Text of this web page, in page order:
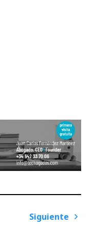
Siguiente